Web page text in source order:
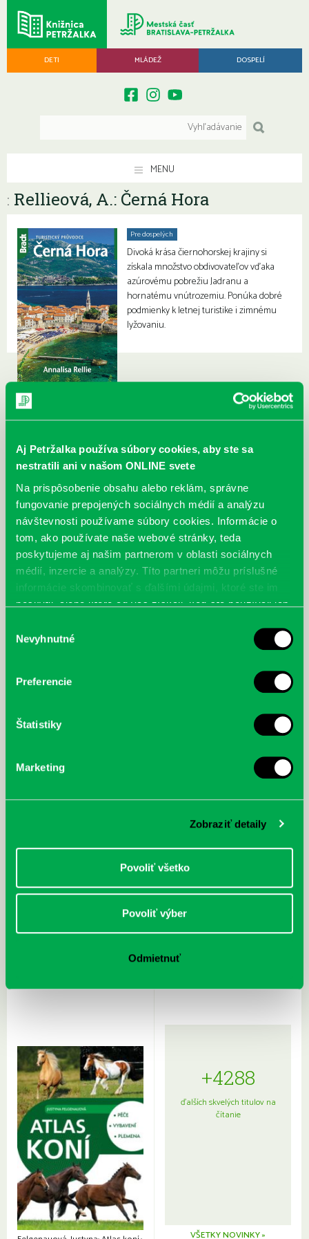
Aj Petržalka používa súbory cookies, aby ste sa
nestratili ani v našom ONLINE svete
Na prispôsobenie obsahu alebo reklám, správne
fungovanie prepojených sociálnych médií a analýzu
návštevnosti používame súbory cookies. Informácie o
tom, ako používate naše webové stránky, teda
poskytujeme aj našim partnerom v oblasti sociálnych
médií, inzercie a analýzy. Títo partneri môžu príslušné
informácie skombinovať s ďalšími údajmi, ktoré ste im
poskytli, alebo ktoré od vás získali, keď ste používali ich
súhlasu
Nevyhnutné
Preferencie
Štatistiky
Marketing
Zobraziť detaily
Povoliť všetko
Povoliť výber
Odmietnuť
DETI MLÁDEŽ DOSPELÍ
MENU
: Rellieová, A.: Černá Hora
Pre dospelých
Divoká krása čiernohorskej krajiny si
získala množstvo obdivovateľov vďaka
azúrovému pobrežiu Jadranu a
hornatému vnútrozemiu. Ponúka dobré
podmienky k letnej turistike i zimnému
lyžovaniu.
McGrath, Andy: Tadej Pogačar:
nezastaviteľný
Sprievodca po hviezdnej oblohe
kompletný sprievodca
+4288
ďalších skvelých titulov na
čítanie
VŠETKY NOVINKY »